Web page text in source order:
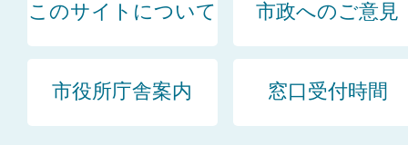
このサイトについて 市政へのご意見
市役所庁舎案内 窓口受付時間